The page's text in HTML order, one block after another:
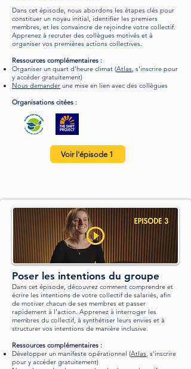
Dans cet épisode, nous abordons les étapes clés pour
constituer un noyau initial, identifier les premiers
membres, et les convaincre de rejoindre votre collectif.
Apprenez à recruter des collègues motivés et à
organiser vos premières actions collectives.
Ressources complémentaires :
Organiser un quart d'heure climat (Atlas, s'inscrire pour
y accéder gratuitement)
Nous demander une mise en lien avec des collègues
Organisations citées :
Voir l'épisode 1
Poser les intentions du groupe
Dans cet épisode, découvrez comment comprendre et
écrire les intentions de votre collectif de salariés, afin
de motiver chacun de ses membres et passer
rapidement à l'action. Apprenez à interroger les
membres du collectif, à synthétiser leurs envies et à
structurer vos intentions de manière inclusive.
Ressources complémentaires :
Développer un manifeste opérationnel (Atlas, s'inscrire
pour y accéder gratuitement)